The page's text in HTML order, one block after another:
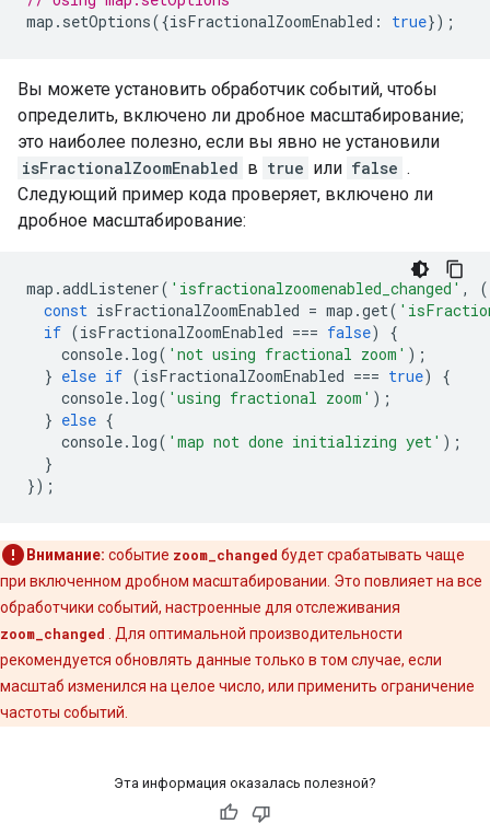
map . setOptions({isFractionalZoomEnabled : true});
Вы можете установить обработчик событий, чтобы
определить, включено ли дробное масштабирование;
это наиболее полезно, если вы явно не установили
isFractionalZoomEnabled в true или false .
Следующий пример кода проверяет, включено ли
дробное масштабирование:
map .addListener( 'isfractionalzoomenabled_changed' ,
const isFractionalZoomEnabled = map .get(
if (isFractionalZoomEnabled === false)
{
console. log( 'not using fractional zoom' );
} else if (isFractionalZoomEnabled === true)
{
console. log( 'using fractional zoom' );
} else {
console. log( 'map not done initializing yet' );
}
});
Внимание: событие zoom_changed будет срабатывать чаще
при включенном дробном масштабировании. Это повлияет на все
обработчики событий, настроенные для отслеживания
zoom_changed . Для оптимальной производительности
рекомендуется обновлять данные только в том случае, если
масштаб изменился на целое число, или применить ограничение
частоты событий.
Эта информация оказалась полезной?